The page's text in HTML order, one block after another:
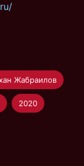
Жабраилов
2020